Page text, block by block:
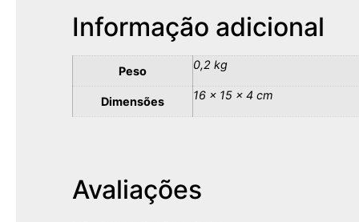
Informação adicional
Peso 0,2 kg
Dimensões 16 × 15 × 4 cm
Avaliações